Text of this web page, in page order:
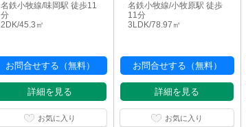
名鉄小牧線/味岡駅 徒歩11
分
2DK/45.3㎡
お問合せする（無料）
詳細を見る
お気に入り
名鉄小牧線/小牧原駅 徒歩
11分
3LDK/78.97㎡
お問合せする（無料）
詳細を見る
お気に入り